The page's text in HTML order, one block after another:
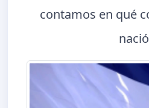
contamos en qué